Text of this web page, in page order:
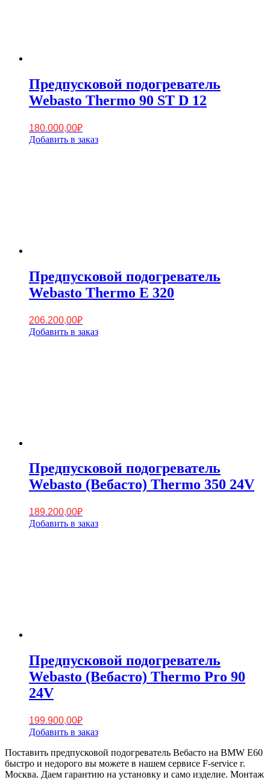
Предпусковой подогреватель
Webasto Thermo 90 ST D 12
180.000,00₽
Добавить в заказ
Предпусковой подогреватель
Webasto Thermo E 320
206.200,00₽
Добавить в заказ
Предпусковой подогреватель
Webasto (Вебасто) Thermo 350 24V
189.200,00₽
Добавить в заказ
Предпусковой подогреватель
Webasto (Вебасто) Thermo Pro 90
24V
199.900,00₽
Добавить в заказ
Поставить предпусковой подогреватель Вебасто на BMW E60
быстро и недорого вы можете в нашем сервисе F-service г.
Москва. Даем гарантию на установку и само изделие. Монтаж